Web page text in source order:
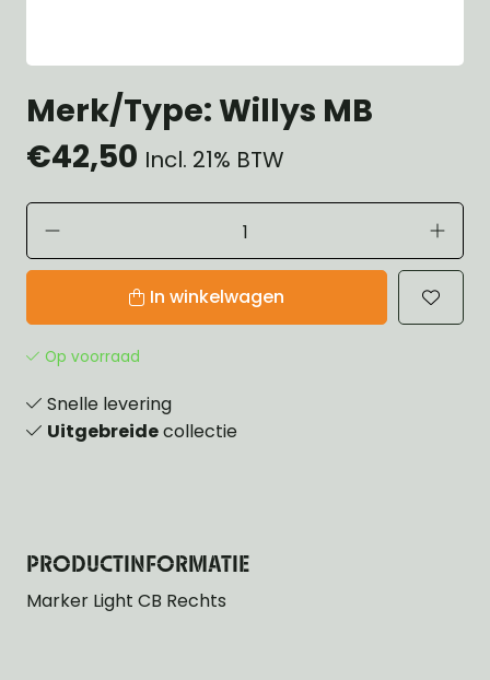
Merk/Type: Willys MB
€42,50 Incl. 21% BTW
In winkelwagen
Op voorraad
Snelle levering
Uitgebreidecollectie
PRODUCTINFORMATIE
Marker Light CB Rechts